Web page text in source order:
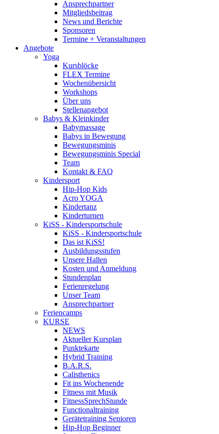
Ansprechpartner
Mitgliedsbeitrag
News und Berichte
Sponsoren
Termine + Veranstaltungen
Angebote
Yoga
Kursblöcke
FLEX Termine
Wochenübersicht
Workshops
Über uns
Stellenangebot
Babys & Kleinkinder
Babymassage
Babys in Bewegung
Bewegungsminis
Bewegungsminis Special
Team
Kontakt & FAQ
Kindersport
Hip-Hop Kids
Acro YOGA
Kindertanz
Kinderturnen
KiSS - Kindersportschule
KiSS - Kindersportschule
Das ist KiSS!
Ausbildungsstufen
Unsere Hallen
Kosten und Anmeldung
Stundenplan
Ferienregelung
Unser Team
Ansprechpartner
Feriencamps
KURSE
NEWS
Aktueller Kursplan
Punktekarte
Hybrid Training
B.A.R.S.
Calisthenics
Fit ins Wochenende
Fitness mit Musik
FitnessSprechStunde
Functionaltraining
Gerätetraining Senioren
Hip-Hop Beginner